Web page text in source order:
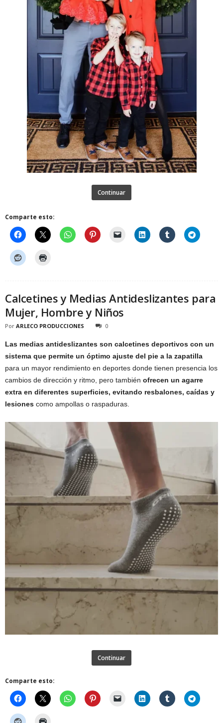
Continuar
Comparte esto:
Calcetines y Medias Antideslizantes para
Mujer, Hombre y Niños
Por ARLECO PRODUCCIONES 0
Las medias antideslizantes son calcetines deportivos con un
sistema que permite un óptimo ajuste del pie a la zapatilla
para un mayor rendimiento en deportes donde tienen presencia los
cambios de dirección y ritmo, pero también ofrecen un agarre
extra en diferentes superficies, evitando resbalones, caídas y
lesiones como ampollas o raspaduras.
Continuar
Comparte esto: